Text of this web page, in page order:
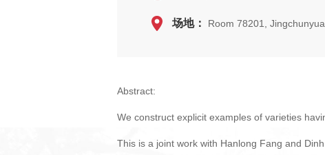
场地： Room 78201,
Abstract:
We construct explicit examples of varieties
This is a joint work with Hanlong Fang and Dinh